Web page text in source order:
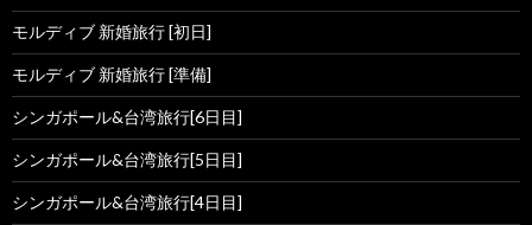
モルディブ 新婚旅行 [初日]
モルディブ 新婚旅行 [準備]
シンガポール&台湾旅行[6日目]
シンガポール&台湾旅行[5日目]
シンガポール&台湾旅行[4日目]